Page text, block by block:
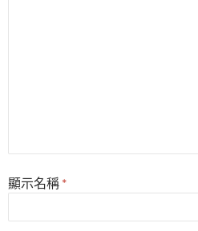
顯示名稱 *